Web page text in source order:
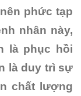
phức tạp
nhân này,
là phục hồi
là duy trì sự
chất lượng